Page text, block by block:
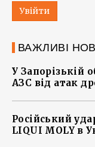
Увійти
ВАЖЛИВІ
У Запорізькій
АЗС від атак
Російський
LIQUI MOLY в